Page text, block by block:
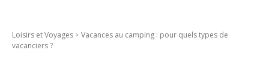
Loisirs et Voyages
Vacances au camping : pour quels types de
vacanciers ?